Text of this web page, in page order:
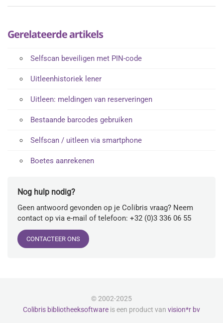
Gerelateerde artikels
Selfscan beveiligen met PIN-code
Uitleenhistoriek lener
Uitleen: meldingen van reserveringen
Bestaande barcodes gebruiken
Selfscan / uitleen via smartphone
Boetes aanrekenen
Nog hulp nodig?
Geen antwoord gevonden op je Colibris vraag? Neem
contact op via e-mail of telefoon: +32 (0)3 336 06 55
CONTACTEER ONS
© 2002-2025
Colibris bibliotheeksoftware is een product van vision*r bv